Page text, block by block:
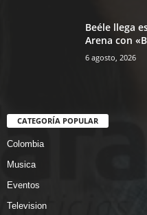
Beéle llega
Arena con
6 agosto, 2026
CATEGORÍA POPULAR
Colombia
Musica
Eventos
Television